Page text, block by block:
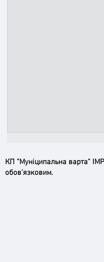
КП "Муніципальна варта"
обов’язковим.